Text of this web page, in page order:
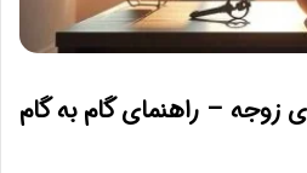
زوجه – راهنمای گام به گام